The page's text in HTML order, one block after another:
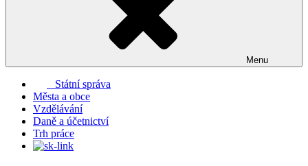
Menu
Státní správa
Města a obce
Vzdělávání
Daně a účetnictví
Trh práce